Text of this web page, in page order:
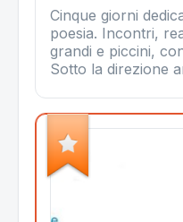
Cinque giorni
poesia. Incontri,
grandi e piccini,
Sotto la direzione